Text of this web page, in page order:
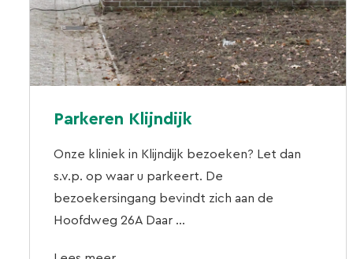
Parkeren Klijndijk
Onze kliniek in Klijndijk bezoeken? Let dan
s.v.p. op waar u parkeert. De
bezoekersingang bevindt zich aan de
Hoofdweg 26A Daar ...